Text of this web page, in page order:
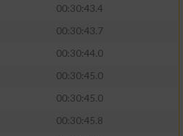
00:30:43.4
00:30:43.7
00:30:44.0
00:30:45.0
00:30:45.0
00:30:45.8